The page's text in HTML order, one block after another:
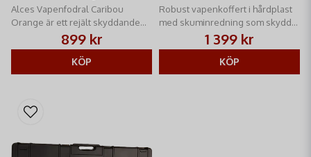
Alces Vapenfodral Caribou
Orange är ett rejält skyddande
vapenfodral med invändigt tjock
foamvaddering
899 kr
KÖP
Robust vapenkoffert i hårdplast
med skuminredning som skyddar
ditt gevär vid transport. Säker och
prisvärd lösning för jakt och
1 399 kr
KÖP